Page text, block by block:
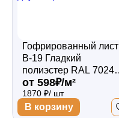
Гофрированный лист
В-19 Гладкий
полиэстер RAL 7024
(Мокрый асфальт)
2500*1103*0,5
двухсторонний
от 598₽/м²
1870 ₽/ шт
В корзину